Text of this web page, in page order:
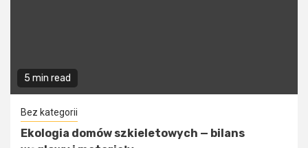
5 min read
Bez kategorii
Ekologia domów szkieletowych — bilans